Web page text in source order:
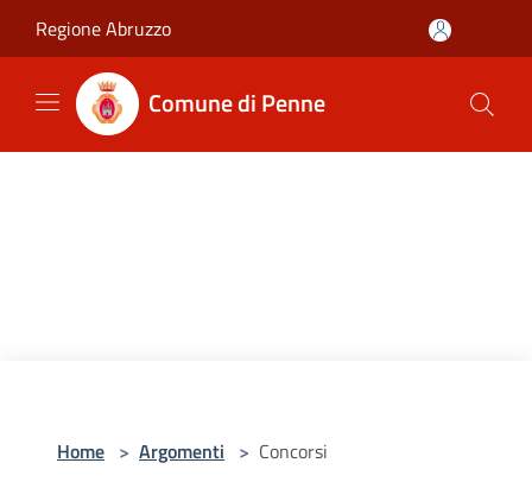
Regione Abruzzo
Comune di Penne
Home > Argomenti > Concorsi